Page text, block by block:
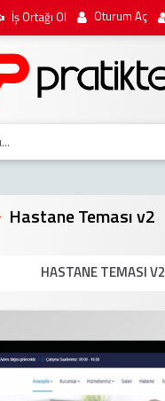
İş Ortağı Ol Oturum Aç
Hastane Teması v2
HASTANE TEMASI V2